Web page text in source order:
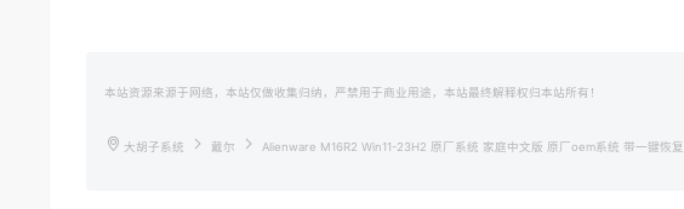
本站资源来源于网络，本站仅做收集归纳，严禁用于商业用途，本站最终解释权归本站所有！
大胡子系统 戴尔 Alienware M16R2 Win11-23H2 原厂系统 家庭中文版 原厂oem系统 带一键恢复